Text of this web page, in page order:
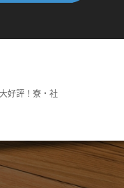
好評！寮・社